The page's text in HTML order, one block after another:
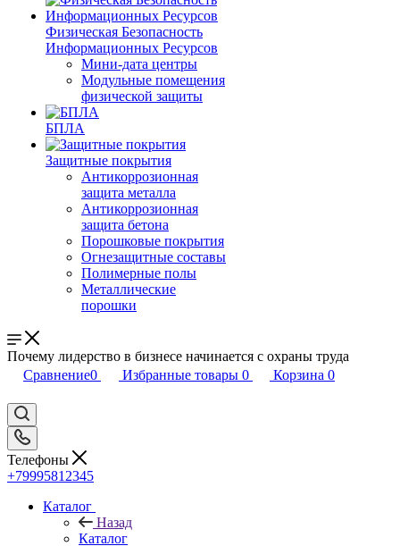
Физическая Безопасность
Информационных Ресурсов
Мини-дата центры
Модульные помещения
физической защиты
БПЛА
Защитные покрытия
Антикоррозионная
защита металла
Антикоррозионная
защита бетона
Порошковые покрытия
Огнезащитные составы
Полимерные полы
Металлические
порошки
Почему лидерство в бизнесе начинается с охраны труда
Сравнение0 Избранные товары 0 Корзина 0
Телефоны
+79995812345
Каталог
Назад
Каталог